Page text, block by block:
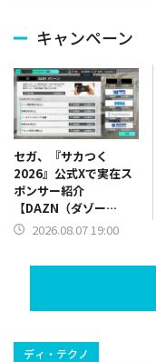
キャンペーン
セガ、『サカつく
2026』公式Xで実在ス
ポンサー紹介
【DAZN（ダゾー
ン）】篇をポスト
2026.08.07 19:00
ディ・テクノ